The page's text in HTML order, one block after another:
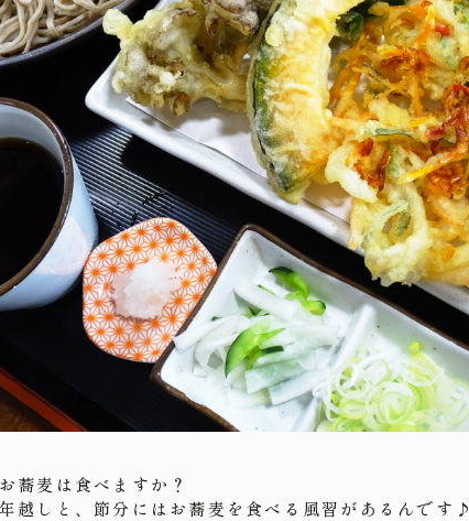
蕎麦は食べますか？
越しと、節分にはお蕎麦を食べる風習があるんです♪